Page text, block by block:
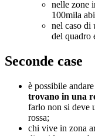
nelle zone
100mila
nel caso di
del quadro
Seconde case
è possibile
trovano in una
farlo non si deve
rossa;
chi vive in zona